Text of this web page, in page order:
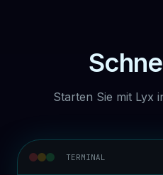
Starten Sie mit Lyx
TERMINAL